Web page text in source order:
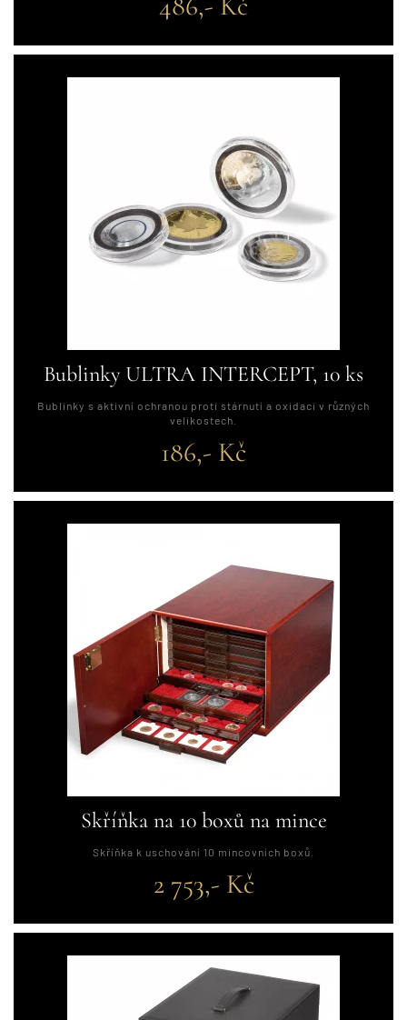
Bublinky ULTRA INTERCEPT, 10 ks
Bublinky s aktivní ochranou proti stárnutí a oxidaci v různých
velikostech.
186,- Kč
Skříňka na 10 boxů na mince
Skříňka k uschování 10 mincovních boxů.
2 753,- Kč